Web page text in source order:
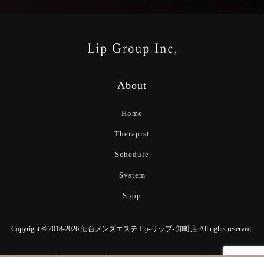
About
Home
Therapist
Schedule
System
Shop
Copyright © 2018-2026 仙台メンズエステ Lip-リップ- 卸町店 All rights reserved.